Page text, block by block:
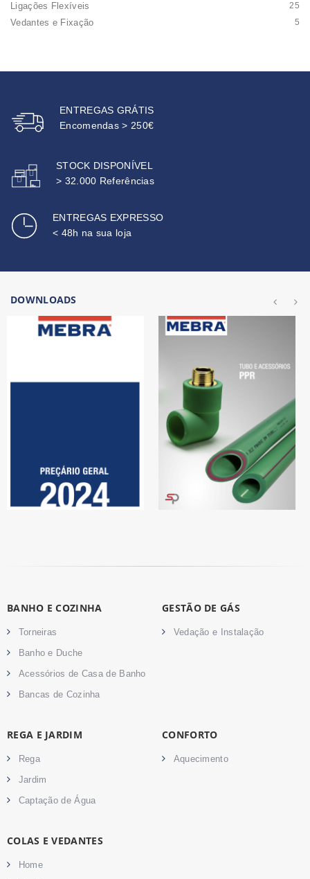
Ligações Flexíveis 25
Vedantes e Fixação 5
ENTREGAS GRÁTIS
Encomendas > 250€
STOCK DISPONÍVEL
> 32.000 Referências
ENTREGAS EXPRESSO
< 48h na sua loja
DOWNLOADS
BANHO E COZINHA
Torneiras
Banho e Duche
Acessórios de Casa de Banho
Bancas de Cozinha
GESTÃO DE GÁS
Vedação e Instalação
REGA E JARDIM
Rega
Jardim
Captação de Água
CONFORTO
Aquecimento
COLAS E VEDANTES
Home